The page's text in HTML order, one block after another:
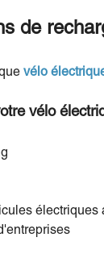
de
vélo
vélo
électriques